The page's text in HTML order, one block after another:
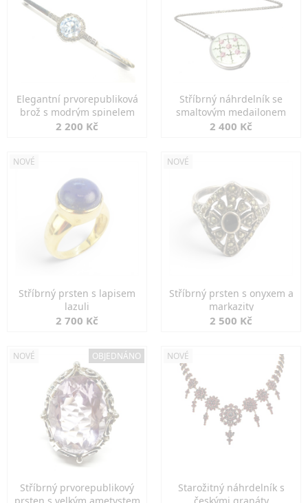
Elegantní prvorepubliková
brož s modrým spinelem
2 200 Kč
Stříbrný náhrdelník se
smaltovým medailonem
2 400 Kč
NOVÉ
Stříbrný prsten s lapisem
lazuli
2 700 Kč
NOVÉ
Stříbrný prsten s onyxem a
markazity
2 500 Kč
NOVÉ OBJEDNÁNO
Stříbrný prvorepublikový
NOVÉ
Starožitný náhrdelník s